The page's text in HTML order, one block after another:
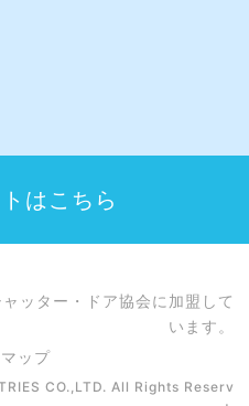
はこちら
ッター・ドア協会に加盟して
います。
ップ
CO.,LTD. All Rights Reserv